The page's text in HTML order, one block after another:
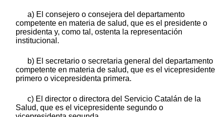
a) El consejero o consejera del departamento
competente en materia de salud, que es el presidente o
presidenta y, como tal, ostenta la representación
institucional.
b) El secretario o secretaria general del departamento
competente en materia de salud, que es el vicepresidente
primero o vicepresidenta primera.
c) El director o directora del Servicio Catalán de la
Salud, que es el vicepresidente segundo o